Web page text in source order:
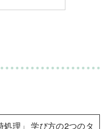
処理」 学び方の2つのタ